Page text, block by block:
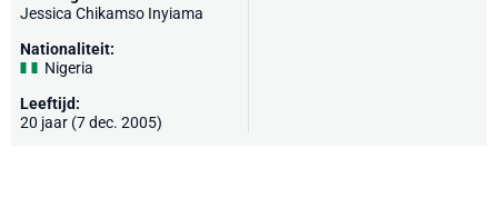
Jessica Chikamso Inyiama
Nationaliteit:
Nigeria
Leeftijd:
20 jaar (7 dec. 2005)